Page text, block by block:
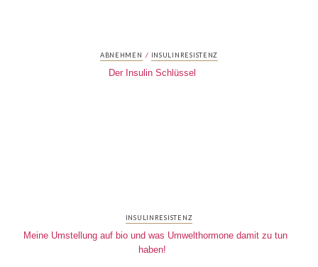
ABNEHMEN / INSULINRESISTENZ
Der Insulin Schlüssel
INSULINRESISTENZ
Meine Umstellung auf bio und was Umwelthormone damit zu tun
haben!